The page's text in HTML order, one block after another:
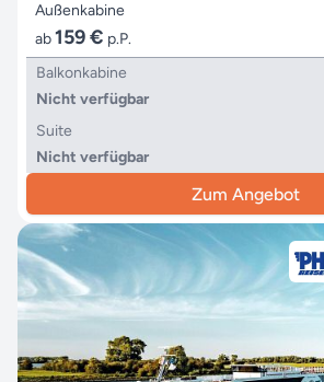
Außenkabine
ab159 € p.P.
Balkonkabine
Nicht verfügbar
Suite
Nicht verfügbar
Zum Angebot